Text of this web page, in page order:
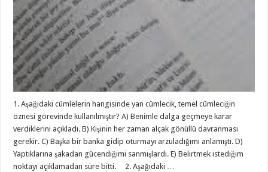
1. Aşağıdaki cümlelerin hangisinde yan cümlecik, temel cümleciğin
öznesi görevinde kullanılmıştır? A) Benimle dalga geçmeye karar
verdiklerini açıkladı. B) Kişinin her zaman alçak gönüllü davranması
gerekir. C) Başka bir banka gidip oturmayı arzuladığımı anlamıştı. D)
Yaptıklarına şakadan gücendiğimi sanmışlardı. E) Belirtmek istediğim
noktayı açıklamadan süre bitti. 2. Aşağıdaki …